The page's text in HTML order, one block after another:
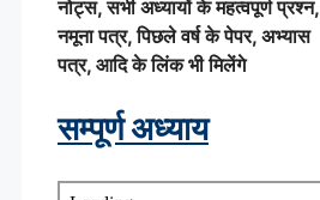
नोट्स, सभी अध्यायों के महत्वपूर्ण प्रश्न,
नमूना पत्र, पिछले वर्ष के पेपर, अभ्यास
पत्र, आदि के लिंक भी मिलेंगे
सम्पूर्ण अध्याय